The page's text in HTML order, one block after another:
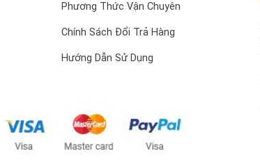
Phương Thức Vận Chuyên
Chính Sách Đổi Trả Hàng
Hướng Dẫn Sử Dụng